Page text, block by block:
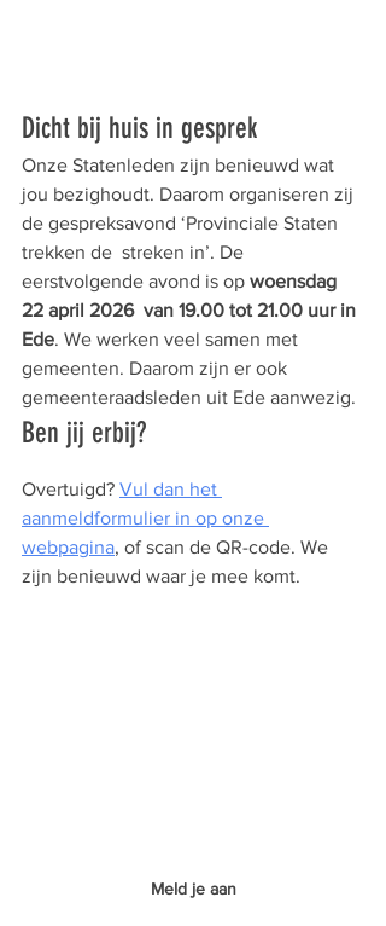
Dicht bij huis in gesprek
Onze Statenleden zijn benieuwd wat
jou bezighoudt. Daarom organiseren zij
de gespreksavond ‘Provinciale Staten
trekken de  streken in’. De
eerstvolgende avond is op woensdag
22 april 2026  van 19.00 tot 21.00 uur in
Ede. We werken veel samen met
gemeenten. Daarom zijn er ook
gemeenteraadsleden uit Ede aanwezig.
Ben jij erbij?
Overtuigd? Vul dan het
aanmeldformulier in op onze
webpagina, of scan de QR-code. We
zijn benieuwd waar je mee komt.
Meld je aan